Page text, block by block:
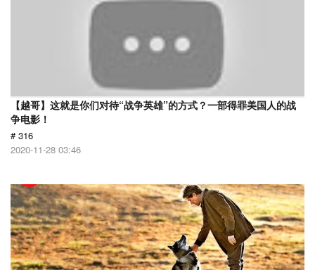
【越哥】这就是你们对待“战争英雄”的方式？一部得罪美国人的战
争电影！
# 316
2020-11-28 03:46